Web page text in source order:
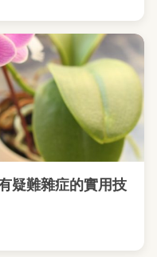
疑難雜症的實用技